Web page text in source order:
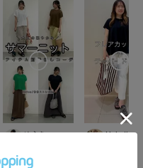
ゆうき
Nakajima